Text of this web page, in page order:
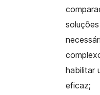
habilitar
eficaz;